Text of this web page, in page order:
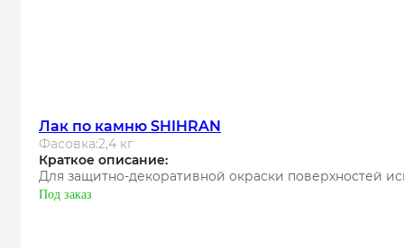
Лак по камню SHIHRAN
Фасовка:2,4 кг
Краткое описание:
Для защитно-декоративной окраски поверхностей
Под заказ